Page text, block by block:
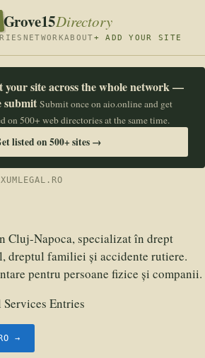
Grove15Directory
NETWORKABOUT+ ADD YOUR SITE
your site across the whole network —
submit Submit once on aio.online and get
on 500+ web directories at the same time.
listed on 500+ sites →
Cluj-Napoca, specializat în drept
dreptul familiei și accidente rutiere.
pentru persoane fizice și companii.
Entries
→